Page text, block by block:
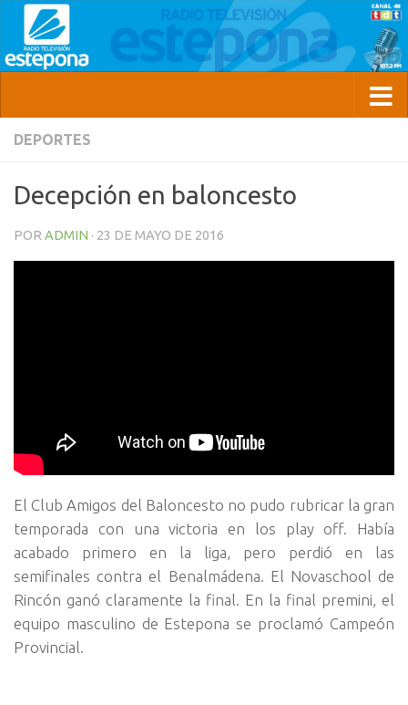
DEPORTES
Decepción en baloncesto
POR ADMIN · 23 DE MAYO DE 2016
El Club Amigos del Baloncesto no pudo rubricar la gran
temporada con una victoria en los play off. Había
acabado primero en la liga, pero perdió en las
semifinales contra el Benalmádena. El Novaschool de
Rincón ganó claramente la final. En la final premini, el
equipo masculino de Estepona se proclamó Campeón
Provincial.